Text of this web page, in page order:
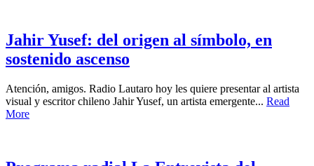
Jahir Yusef: del origen al símbolo, en
sostenido ascenso
Atención, amigos. Radio Lautaro hoy les quiere presentar al artista
visual y escritor chileno Jahir Yusef, un artista emergente... Read
More